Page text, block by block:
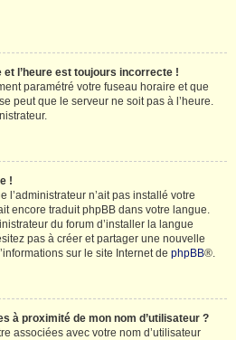
et l’heure est toujours incorrecte !
paramétré votre fuseau horaire et que
peut que le serveur ne soit pas à l’heure.
!
l’administrateur n’ait pas installé votre
encore traduit phpBB dans votre langue.
du forum d’installer la langue
pas à créer et partager une nouvelle
sur le site Internet de phpBB®.
à proximité de mon nom d’utilisateur ?
associées avec votre nom d’utilisateur